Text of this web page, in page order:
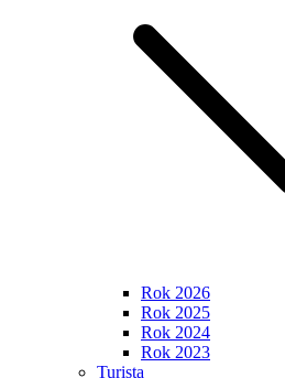
Rok 2026
Rok 2025
Rok 2024
Rok 2023
Turista